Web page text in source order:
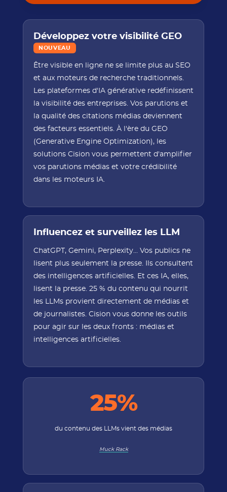
Développez votre visibilité GEO
NOUVEAU
Être visible en ligne ne se limite plus au SEO
et aux moteurs de recherche traditionnels.
Les plateformes d'IA générative redéfinissent
la visibilité des entreprises. Vos parutions et
la qualité des citations médias deviennent
des facteurs essentiels. À l'ère du GEO
(Generative Engine Optimization), les
solutions Cision vous permettent d'amplifier
vos parutions médias et votre crédibilité
dans les moteurs IA.
Influencez et surveillez les LLM
ChatGPT, Gemini, Perplexity... Vos publics ne
lisent plus seulement la presse. Ils consultent
des intelligences artificielles. Et ces IA, elles,
lisent la presse. 25 % du contenu qui nourrit
les LLMs provient directement de médias et
de journalistes. Cision vous donne les outils
pour agir sur les deux fronts : médias et
intelligences artificielles.
25%
du contenu des LLMs vient des médias
Muck Rack